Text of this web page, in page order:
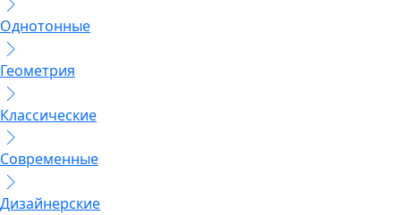
Однотонные
Геометрия
Классические
Современные
Дизайнерские